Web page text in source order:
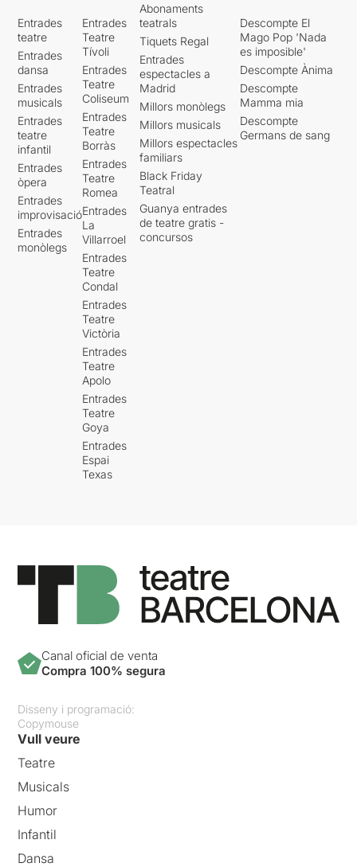
Entrades
teatre
Entrades
dansa
Entrades
musicals
Entrades
teatre
infantil
Entrades
òpera
Entrades
improvisació
Entrades
monòlegs
Entrades
Teatre
Tívoli
Entrades
Teatre
Coliseum
Entrades
Teatre
Borràs
Entrades
Teatre
Romea
Entrades
La
Villarroel
Entrades
Teatre
Condal
Entrades
Teatre
Victòria
Entrades
Teatre
Apolo
Entrades
Teatre
Goya
Entrades
Espai
Texas
Abonaments
teatrals
Tiquets Regal
Entrades
espectacles a
Madrid
Millors monòlegs
Millors musicals
Millors espectacles
familiars
Black Friday
Teatral
Guanya entrades
de teatre gratis -
concursos
Descompte El
Mago Pop 'Nada
es imposible'
Descompte Ànima
Descompte
Mamma mia
Descompte
Germans de sang
Canal oficial de venta
Compra 100% segura
Disseny i programació:
Copymouse
Vull veure
Teatre
Musicals
Humor
Infantil
Dansa